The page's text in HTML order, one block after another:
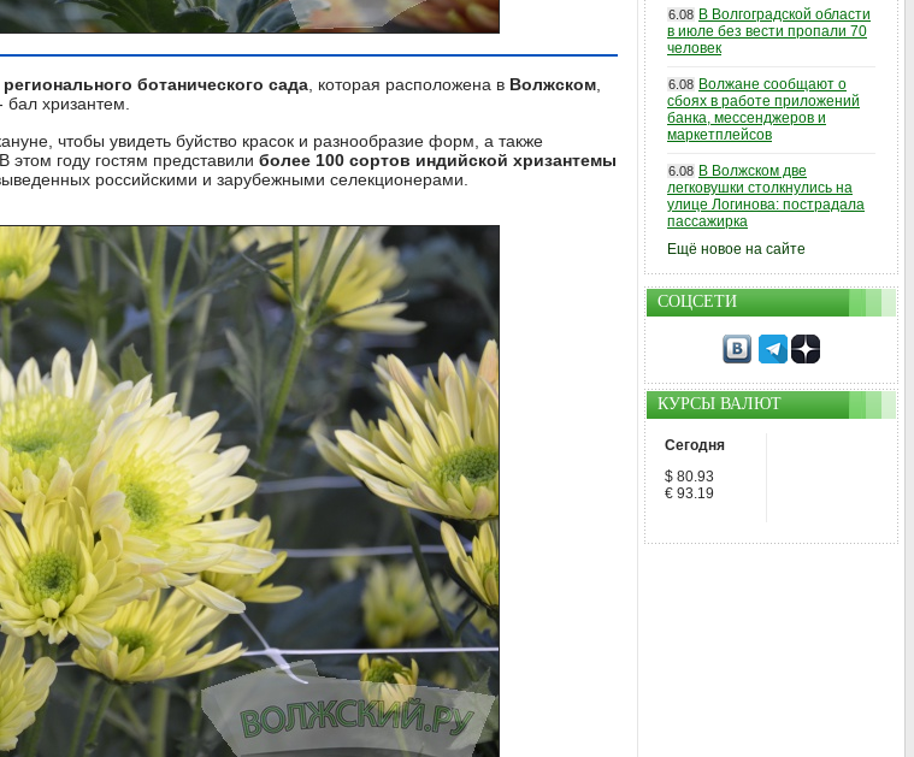
ботанического сада , которая расположена в Волжском
хризантем.
чтобы увидеть буйство красок и разнообразие форм, а также
этом году гостям представили более 100 сортов индийской хризантемы
российскими и зарубежными селекционерами.
6.08 В Волгоградской области
в июле без вести пропали 70
человек
6.08 Волжане сообщают о
сбоях в работе приложений
банка, мессенджеров и
маркетплейсов
6.08 В Волжском две
легковушки столкнулись на
улице Логинова: пострадала
пассажирка
Ещё новое на сайте
СОЦСЕТИ
КУРСЫ ВАЛЮТ
Сегодня
$ 80.93
€ 93.19